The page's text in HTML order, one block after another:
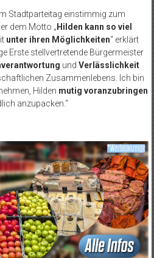
Stadtparteitag einstimmig zum
dem Motto „ Hilden kann so viel
unter ihren Möglichkeiten“ erklärt
Erste stellvertretende Bürgermeister
und Verlässlichkeit
Zusammenlebens. Ich bin
Hilden mutig voranzubringen
anzupacken.“